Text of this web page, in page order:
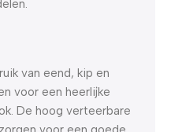
van eend, kip en
voor een heerlijke
De hoog verteerbare